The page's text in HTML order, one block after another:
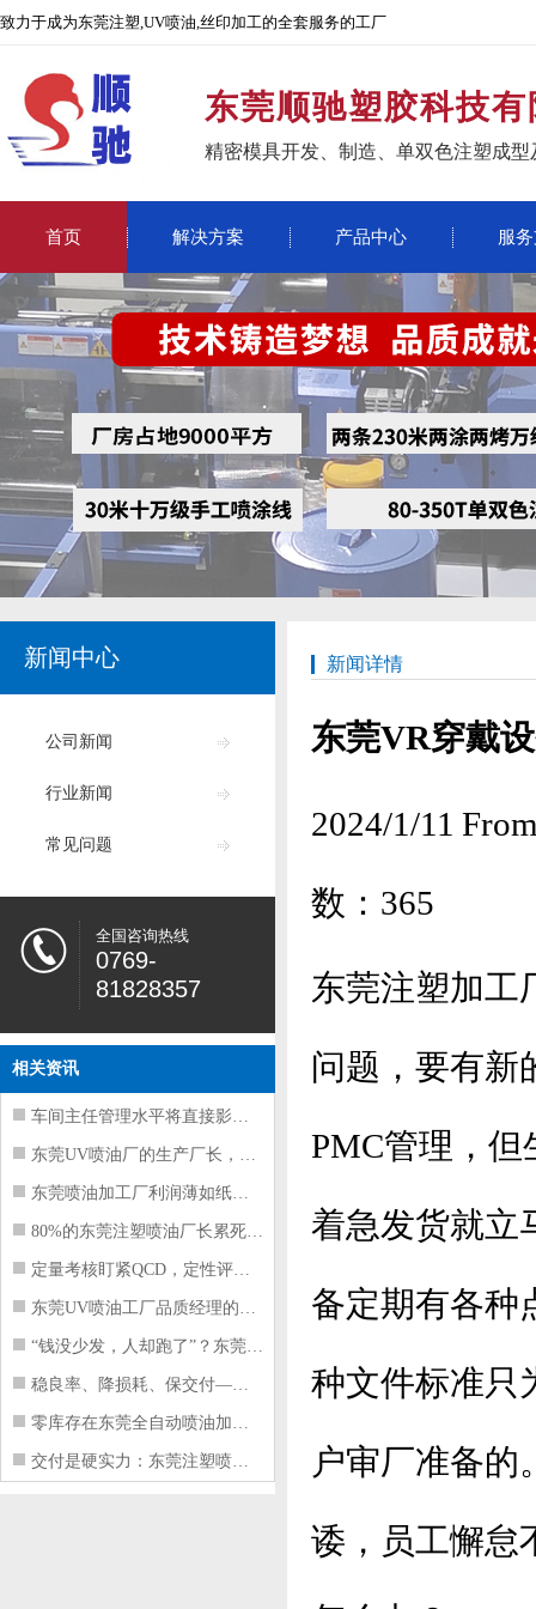
致力于成为东莞注塑,UV喷油,丝印加工的全套服务的工厂
东莞顺驰塑胶科技
精密模具开发、制造、单双色注塑成
首页 解决方案 产品中心 服
新闻中心
公司新闻
行业新闻
常见问题
全国咨询热线
0769-
81828357
相关资讯
车间主任管理水平将直接影响东莞注塑件
东莞UV喷油厂的生产厂长，到底在给工
东莞喷油加工厂利润薄如纸？这四项基本
80%的东莞注塑喷油厂长累死累活，利
定量考核盯紧QCD，定性评价看好配合
东莞UV喷油工厂品质经理的四项核心管
“钱没少发，人却跑了”？东莞注塑喷油
稳良率、降损耗、保交付——东莞这家U
零库存在东莞全自动喷油加工厂不可行的
交付是硬实力：东莞注塑喷油厂如何用齐
新闻详情
东莞VR穿戴
2024/1/11
数： 365
东莞注塑加工
问题，要有新
PMC管理，
着急发货就立
备定期有各种
种文件标准只
户审厂准备的
诿，员工懈怠